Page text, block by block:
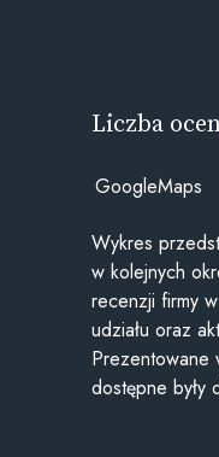
Liczba
GoogleMaps
Wykres
w kolejnych
recenzji firmy
udziału oraz
Prezentowane
dostępne były